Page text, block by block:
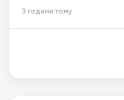
3 години тому